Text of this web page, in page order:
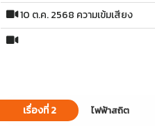
10 ต.ค. 2568 ความเข้มเสียง
เรื่องที่ 2 ไฟฟ้าสถิต